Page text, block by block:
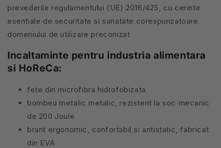
prevederile regulamentului (UE) 2016/425, cu cerinte
esentiale de securitate si sanatate corespunzatoare
domeniului de utilizare preconizat
Incaltaminte pentru industria alimentara
si HoReCa:
fete din microfibra hidrofobizata
bombeu metalic metalic, rezistent la soc mecanic
de 200 Joule
brant ergonomic, confortabil si antistatic, fabricat
din EVA